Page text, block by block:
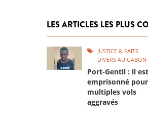
LES ARTICLES LES PLUS
JUSTICE & FAITS
DIVERS AU GABON
Port-Gentil : il est
emprisonné pour
multiples vols
aggravés